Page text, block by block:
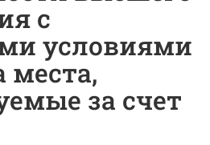
с
условиями
места,
за счет